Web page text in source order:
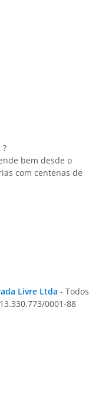
bem desde o
com centenas de
Livre Ltda - Todos
0001-88